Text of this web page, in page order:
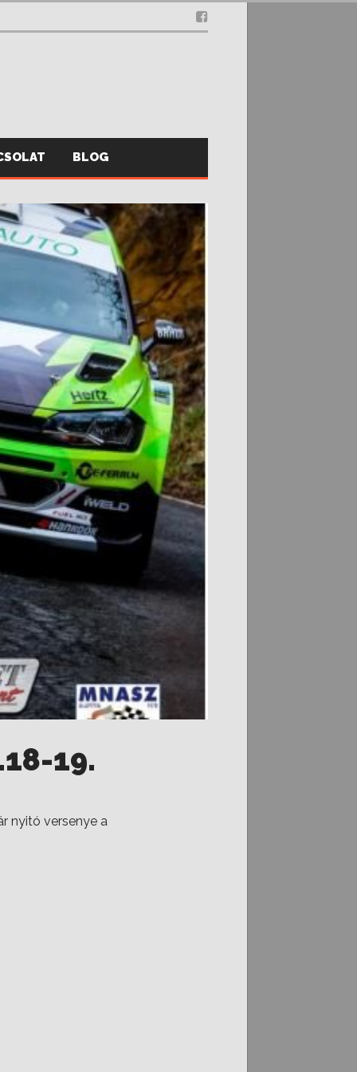
BLOG
19.
nyitó versenye a